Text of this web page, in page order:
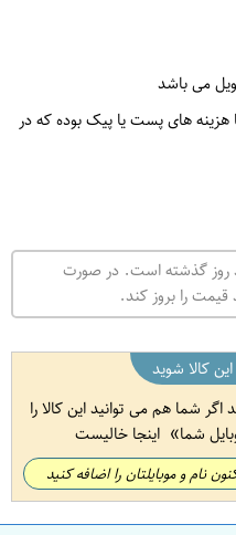
می باشد
هزینه های پست یا پیک بوده که در
روز گذشته است. در صورت
قیمت را بروز کند.
کالا شوید
اگر شما هم می توانید این کالا را
شما اینجا خالیست
نام و موبایلتان را اضافه کنید